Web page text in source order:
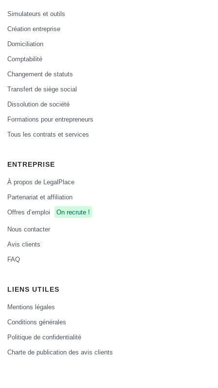
Simulateurs et outils
Création entreprise
Domiciliation
Comptabilité
Changement de statuts
Transfert de siège social
Dissolution de société
Formations pour entrepreneurs
Tous les contrats et services
ENTREPRISE
À propos de LegalPlace
Partenariat et affiliation
Offres d’emploi
On recrute !
Nous contacter
Avis clients
FAQ
LIENS UTILES
Mentions légales
Conditions générales
Politique de confidentialité
Charte de publication des avis clients